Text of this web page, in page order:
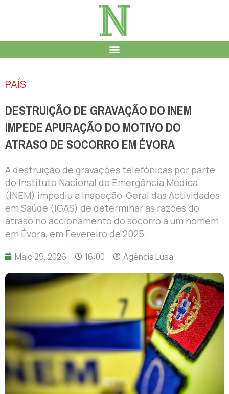
PAÍS
DESTRUIÇÃO DE GRAVAÇÃO DO INEM
IMPEDE APURAÇÃO DO MOTIVO DO
ATRASO DE SOCORRO EM ÉVORA
A destruição de gravações telefónicas por parte
do Instituto Nacional de Emergência Médica
(INEM) impediu a Inspeção-Geral das Actividades
em Saúde (IGAS) de determinar as razões do
atraso no accionamento do socorro a um homem
em Évora, em Fevereiro de 2025.
Maio 29, 2026 16:00 Agência Lusa